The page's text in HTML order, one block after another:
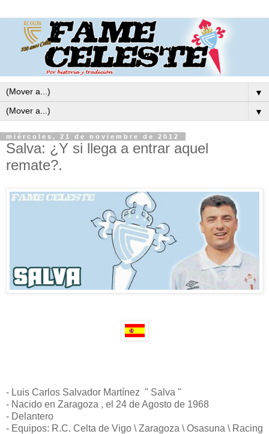
▼
▼
miércoles, 21 de noviembre de 2012
Salva: ¿Y si llega a entrar aquel
remate?.
- Luis Carlos Salvador Martínez " Salva "
- Nacido en Zaragoza , el 24 de Agosto de 1968
- Delantero
- Equipos: R.C. Celta de Vigo \ Zaragoza \ Osasuna \ Racing